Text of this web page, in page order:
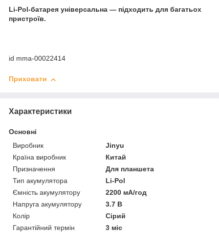
Li-Pol-батарея універсальна — підходить для багатьох
пристроїв.
id mma-00022414
Приховати
Характеристики
Основні
Виробник
Jinyu
Країна виробник
Китай
Призначення
Для планшета
Тип акумулятора
Li-Pol
Ємність акумулятору
2200 мА/год
Напруга акумулятору
3.7 В
Колір
Сірий
Гарантійний термін
3 міс